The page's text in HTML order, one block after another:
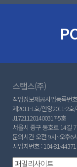
스탭스(주)
직업정보제공사업등록번
제2011-1호/안양2011-2
J17211201400317-5호
서울시 중구 동호로 14길
문의시간 오전 9시~오후6
사업자번호 : 104-81-